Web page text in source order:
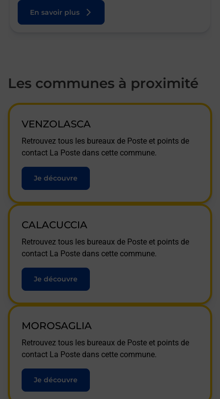
En savoir plus
Les communes à proximité
VENZOLASCA
Retrouvez tous les bureaux de Poste et points de
contact La Poste dans cette commune.
Je découvre
CALACUCCIA
Retrouvez tous les bureaux de Poste et points de
contact La Poste dans cette commune.
Je découvre
MOROSAGLIA
Retrouvez tous les bureaux de Poste et points de
contact La Poste dans cette commune.
Je découvre